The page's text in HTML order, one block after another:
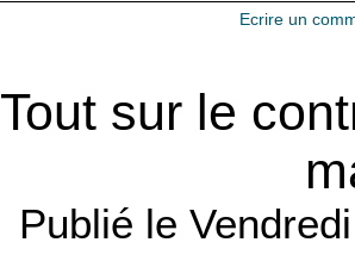
Ecrire un
Tout sur le
Publié le